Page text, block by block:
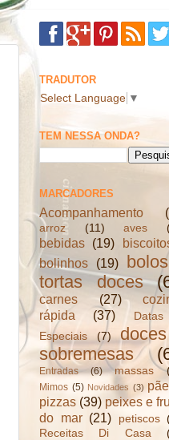
TRADUTOR
Select Language ▼
TEM NESSA ONDA?
MARCADORES
Acompanhamento
arroz (11) aves
bebidas (19)
bolinhos
(19)
tortas doces
carnes (27)
rápida
(37)
Especiais
(7)
sobremesas
Entradas (6) massas
Mimos (5) Novidades (3)
pizzas (39) peixes e
do mar (21) petiscos
Receitas Di Casa